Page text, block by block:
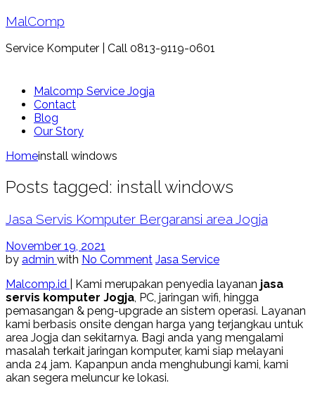
MalComp
Service Komputer | Call 0813-9119-0601
Malcomp Service Jogja
Contact
Blog
Our Story
Homeinstall windows
Posts tagged: install windows
Jasa Servis Komputer Bergaransi area Jogja
November 19, 2021
by admin with No Comment Jasa Service
Malcomp.id
| Kami merupakan penyedia layanan jasa
servis komputer Jogja, PC, jaringan wifi, hingga
pemasangan & peng-upgrade an sistem operasi. Layanan
kami berbasis onsite dengan harga yang terjangkau untuk
area Jogja dan sekitarnya. Bagi anda yang mengalami
masalah terkait jaringan komputer, kami siap melayani
anda 24 jam. Kapanpun anda menghubungi kami, kami
akan segera meluncur ke lokasi.